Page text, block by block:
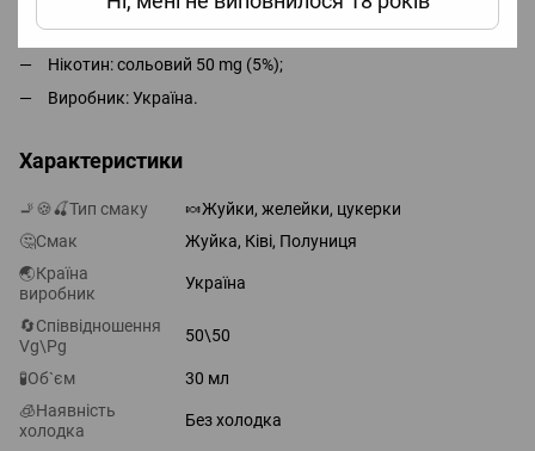
Об'єм: 30 мл;
Нікотин: сольовий 50 mg (5%);
Виробник: Україна.
Характеристики
🚬🍪🍒Тип смаку
🍬Жуйки, желейки, цукерки
🤔Смак
Жуйка, Ківі, Полуниця
🌏Країна
виробник
Україна
🔄Співвідношення
Vg\Pg
50\50
🧪Об`єм
30 мл
🧊Наявність
холодка
Без холодка